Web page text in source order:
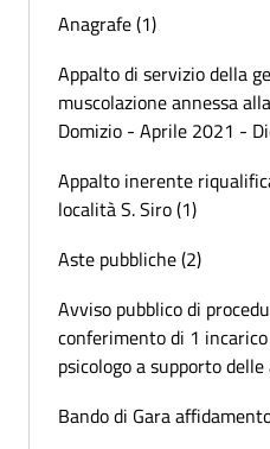
Anagrafe (1)
Appalto di servizio della
muscolazione annessa
Domizio - Aprile 2021 -
Appalto inerente
località S. Siro (1)
Aste pubbliche (2)
Avviso pubblico di
conferimento di 1
psicologo a supporto
Bando di Gara